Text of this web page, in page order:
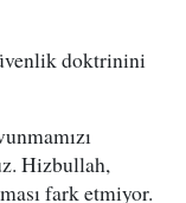
doktrinini
Hizbullah,
fark etmiyor.